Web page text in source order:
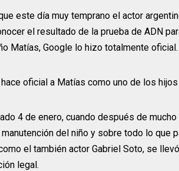
este día muy temprano el actor
el resultado de la prueba de ADN
Matías, Google lo hizo totalmente oficial.
4 de enero, cuando después de
del niño y sobre todo lo que
el también actor Gabriel Soto, se
legal.